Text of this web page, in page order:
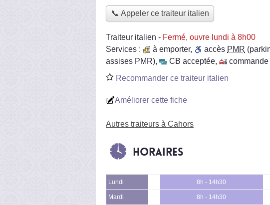
📞 Appeler ce traiteur italien
Traiteur italien - Fermé, ouvre lundi à 8h00
Services :
à emporter, accès PMR
assises PMR), CB acceptée,
Recommander ce traiteur italien
Améliorer cette fiche
Autres traiteurs à Cahors
Horaires
Lundi 8h - 14h30
Mardi 8h - 14h30